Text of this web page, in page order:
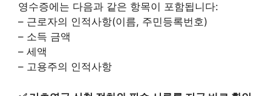
영수증에는 다음과 같은 항목이 포함됩니다:
– 근로자의 인적사항(이름, 주민등록번호)
– 소득 금액
– 세액
– 고용주의 인적사항